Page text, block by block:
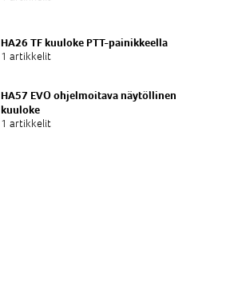
HA26 TF kuuloke PTT-painikkeella
1 artikkelit
HA57 EVO ohjelmoitava näytöllinen
kuuloke
1 artikkelit